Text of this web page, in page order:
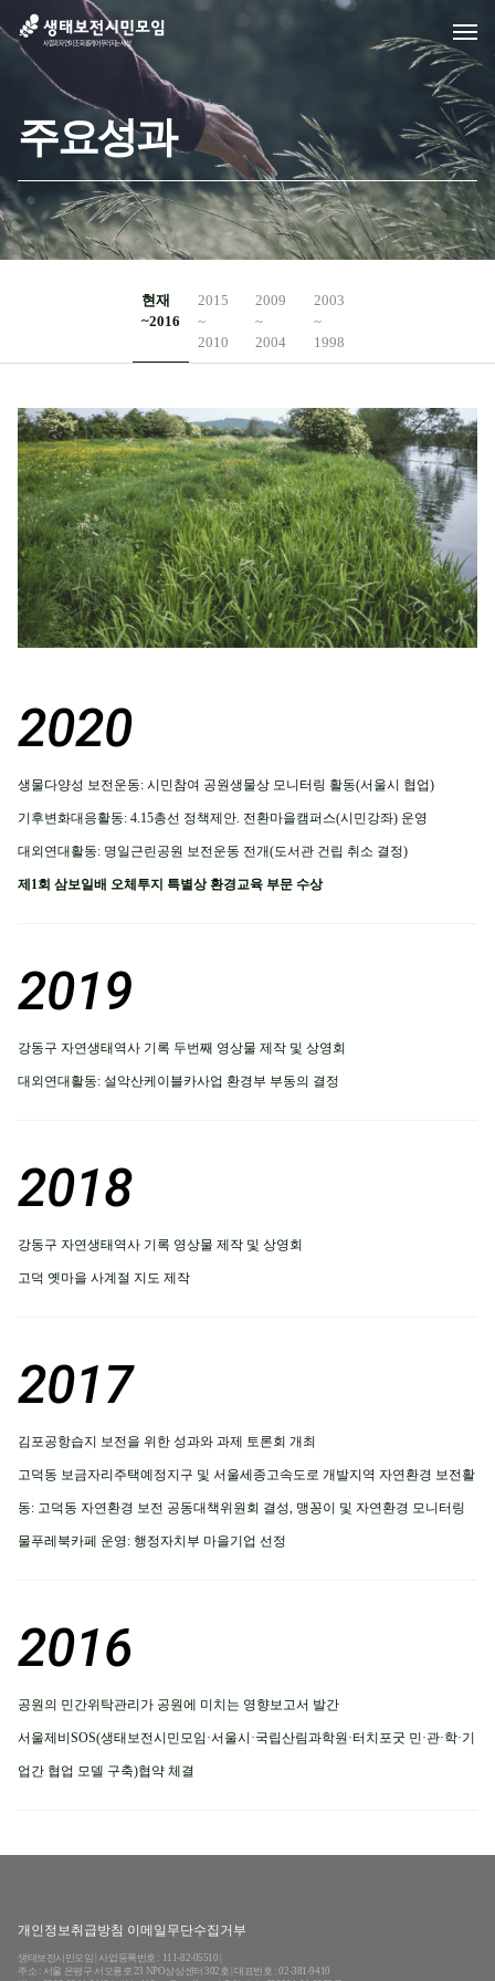
주요성과
현재
~2016
2015
~
2010
2009
~
2004
2003
~
1998
2020
생물다양성 보전운동: 시민참여 공원생물상 모니터링 활동(서울시 협업)
기후변화대응활동: 4.15총선 정책제안. 전환마을캠퍼스(시민강좌) 운영
대외연대활동: 명일근린공원 보전운동 전개(도서관 건립 취소 결정)
제1회 삼보일배 오체투지 특별상 환경교육 부문 수상
2019
강동구 자연생태역사 기록 두번째 영상물 제작 및 상영회
대외연대활동: 설악산케이블카사업 환경부 부동의 결정
2018
강동구 자연생태역사 기록 영상물 제작 및 상영회
고덕 옛마을 사계절 지도 제작
2017
김포공항습지 보전을 위한 성과와 과제 토론회 개최
고덕동 보금자리주택예정지구 및 서울세종고속도로 개발지역 자연환경 보전활
동: 고덕동 자연환경 보전 공동대책위원회 결성, 맹꽁이 및 자연환경 모니터링
물푸레북카페 운영: 행정자치부 마을기업 선정
2016
공원의 민간위탁관리가 공원에 미치는 영향보고서 발간
서울제비SOS(생태보전시민모임·서울시·국립산림과학원·터치포굿 민·관·학·기
업간 협업 모델 구축)협약 체결
개인정보취급방침 이메일무단수집거부
생태보전시민모임 | 사업등록번호 : 111-82-05510 |
주소 : 서울 은평구 서오릉로 23 NPO상상센터 302호 | 대표번호 : 02-381-9410